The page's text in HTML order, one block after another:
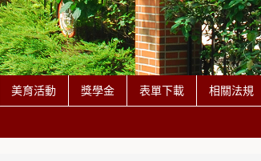
美育活動 獎學金 表單下載 相關法規